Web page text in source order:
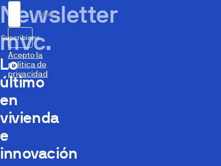
Newsletter
mvc.
Lo
último
en
vivienda
e
innovación
Email
Suscribirme
Acepto la
política de
privacidad